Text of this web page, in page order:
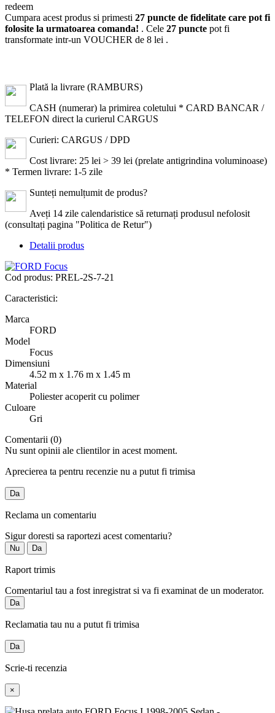
redeem
Cumpara acest produs si primesti 27 puncte de fidelitate care pot fi
folosite la urmatoarea comanda! . Cele 27 puncte pot fi
transformate intr-un VOUCHER de 8 lei .
Plată la livrare (RAMBURS)
CASH (numerar) la primirea coletului * CARD BANCAR /
TELEFON direct la curierul CARGUS
Curieri: CARGUS / DPD
Cost livrare: 25 lei > 39 lei (prelate antigrindina voluminoase)
* Termen livrare: 1-5 zile
Sunteți nemulțumit de produs?
Aveți 14 zile calendaristice să returnați produsul nefolosit
(consultați pagina "Politica de Retur")
Detalii produs
Cod produs: PREL-2S-7-21
Caracteristici:
Marca
FORD
Model
Focus
Dimensiuni
4.52 m x 1.76 m x 1.45 m
Material
Poliester acoperit cu polimer
Culoare
Gri
Comentarii (0)
Nu sunt opinii ale clientilor in acest moment.
Aprecierea ta pentru recenzie nu a putut fi trimisa
Da
Reclama un comentariu
Sigur doresti sa raportezi acest comentariu?
Nu Da
Raport trimis
Comentariul tau a fost inregistrat si va fi examinat de un moderator.
Da
Reclamatia tau nu a putut fi trimisa
Da
Scrie-ti recenzia
×